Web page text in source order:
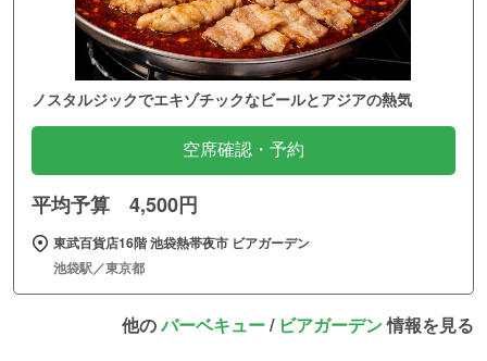
ノスタルジックでエキゾチックなビールとアジアの熱気
空席確認・予約
平均予算 4,500円
東武百貨店16階 池袋熱帯夜市 ビアガーデン
池袋駅／東京都
他のバーベキュー/ ビアガーデン情報を見る